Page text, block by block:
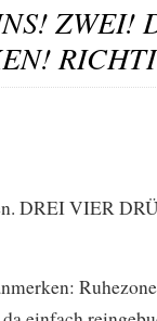
ZWEI!
DREI VIER